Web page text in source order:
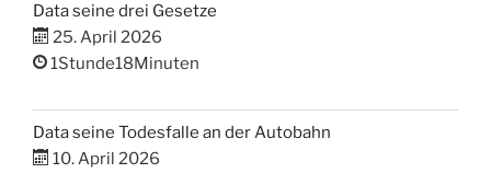
Data seine drei Gesetze
25. April 2026
1Stunde18Minuten
Data seine Todesfalle an der Autobahn
10. April 2026